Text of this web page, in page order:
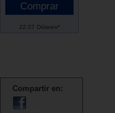
22.07 Dólares*
Compartir en: